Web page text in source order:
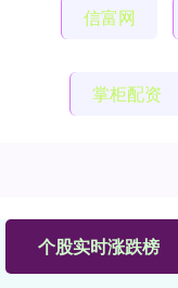
信富网
掌柜配资
个股实时涨跌榜